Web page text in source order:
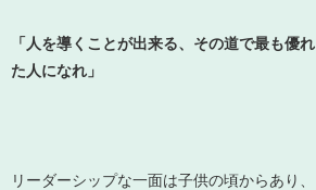
「人を導くことが出来る、その道で最も優れ
た人になれ」
リーダーシップな一面は子供の頃からあり、